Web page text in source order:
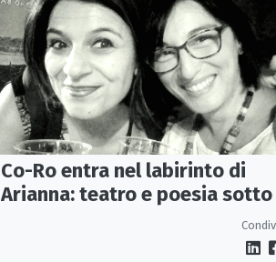
Co-Ro entra nel labirinto di
Arianna: teatro e poesia sotto